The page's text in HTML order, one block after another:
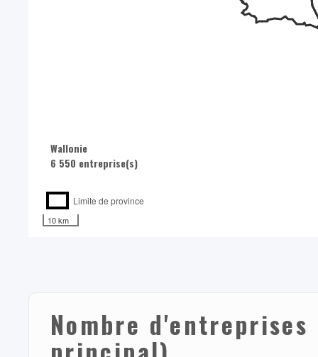
Wallonie
6 550 entreprise(s)
Limite de province
10 km
Nombre d'entreprises